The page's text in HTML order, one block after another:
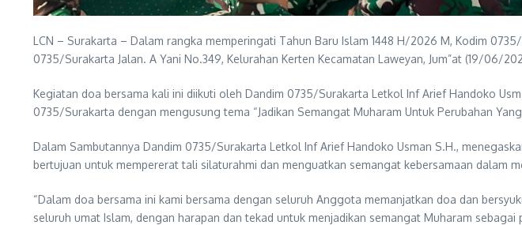
LCN – Surakarta – Dalam rangka memperingati Tahun Baru Islam 1448 H/2026 M, Kodim
0735/Surakarta Jalan. A Yani No.349, Kelurahan Kerten Kecamatan Laweyan, Jum”at (19/06/
Kegiatan doa bersama kali ini diikuti oleh Dandim 0735/Surakarta Letkol Inf Arief Handoko
0735/Surakarta dengan mengusung tema “Jadikan Semangat Muharam Untuk Perubahan
Dalam Sambutannya Dandim 0735/Surakarta Letkol Inf Arief Handoko Usman S.H.,
bertujuan untuk mempererat tali silaturahmi dan menguatkan semangat kebersamaan dalam
“Dalam doa bersama ini kami bersama dengan seluruh Anggota memanjatkan doa dan
seluruh umat Islam, dengan harapan dan tekad untuk menjadikan semangat Muharam